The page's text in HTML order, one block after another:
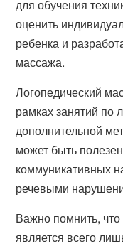
для обучения
оценить
ребенка и
массажа.
Логопедический
рамках занятий по
дополнительной
может быть
коммуникативных
речевыми
Важно помнить,
является всего